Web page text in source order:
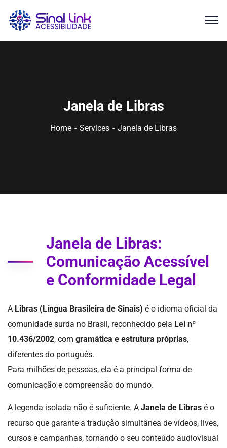
Janela de Libras
Home Services Janela de Libras
Janela de Libras:
Comunicação Acessível
e Conformidade Legal
A Libras (Língua Brasileira de Sinais) é o idioma oficial da
comunidade surda no Brasil, reconhecido pela Lei nº
10.436/2002, com gramática e estrutura próprias,
diferentes do português.
Para milhões de pessoas, ela é a principal forma de
comunicação e compreensão do mundo.
A legenda isolada não é suficiente. A Janela de Libras é o
recurso que garante a tradução simultânea de vídeos, lives,
cursos e campanhas, tornando o seu conteúdo audiovisual